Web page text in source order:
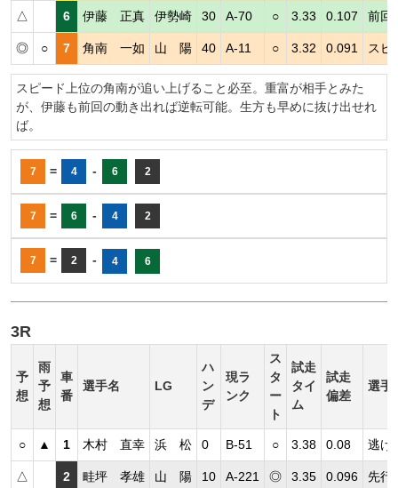
△ 6 伊藤 正真 伊勢崎 30 A-70 ○ 3.33 0.107 前回
◎ ○ 7 角南 一如 山 陽 40 A-11 ○ 3.32 0.091 スピ
スピード上位の角南が追い上げること必至。重富が相手とみた
が、伊藤も前回の動き出れば逆転可能。生方も早めに抜け出せれ
ば。
7 = 4 - 6 2
7 = 6 - 4 2
7 = 2 - 4 6
3R
予
想
雨
予
想
車
番
選手名 LG
ハ
ン
デ
現ラ
ンク
ス
タ
ー
ト
試走
タイ
ム
試走
偏差
選手
○ ▲ 1 木村 直幸 浜 松 0 B-51 ○ 3.38 0.08 逃げ
△ 2 畦坪 孝雄 山 陽 10 A-221 ◎ 3.35 0.096 先行